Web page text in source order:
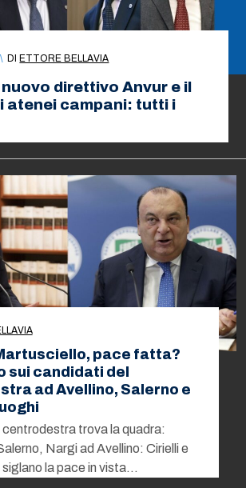
\ DI ETTORE BELLAVIA
nuovo direttivo Anvur e il
atenei campani: tutti i
pace fatta?
sui candidati del
ad Avellino, Salerno e
centrodestra trova la quadra:
Nargi ad Avellino: Cirielli e
la pace in vista…